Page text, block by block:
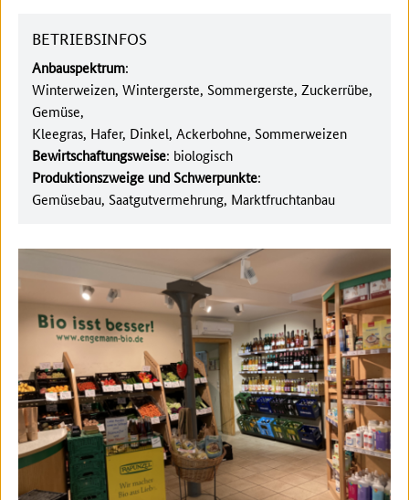
BETRIEBSINFOS
Anbauspektrum:
Winterweizen, Wintergerste, Sommergerste, Zuckerrübe,
Gemüse,
Kleegras, Hafer, Dinkel, Ackerbohne, Sommerweizen
Bewirtschaftungsweise: biologisch
Produktionszweige und Schwerpunkte:
Gemüsebau, Saatgutvermehrung, Marktfruchtanbau